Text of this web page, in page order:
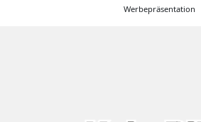
Werbepräsentation